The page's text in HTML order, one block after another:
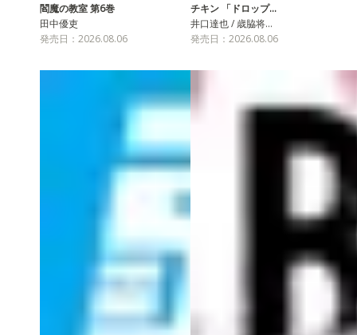
閻魔の教室 第6巻
田中優吏
発売日：2026.08.06
チキン 「ドロップ…
井口達也 / 歳脇将…
発売日：2026.08.06